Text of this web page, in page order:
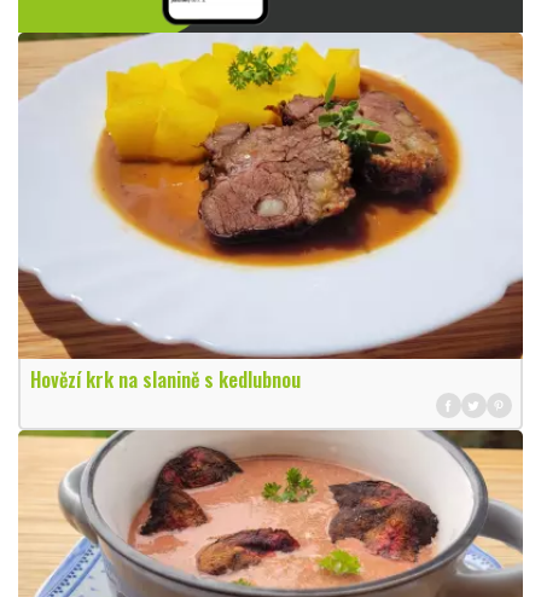
Hovězí krk na slanině s kedlubnou